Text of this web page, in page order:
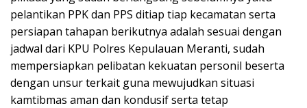
pelantikan PPK dan PPS ditiap tiap kecamatan serta
persiapan tahapan berikutnya adalah sesuai dengan
jadwal dari KPU Polres Kepulauan Meranti, sudah
mempersiapkan pelibatan kekuatan personil beserta
dengan unsur terkait guna mewujudkan situasi
kamtibmas aman dan kondusif serta tetap